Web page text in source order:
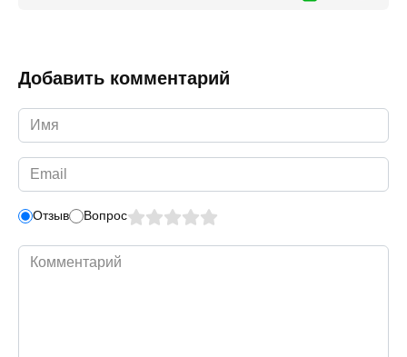
Добавить комментарий
Имя
*
Email
*
Отзыв Вопрос
Комментарий